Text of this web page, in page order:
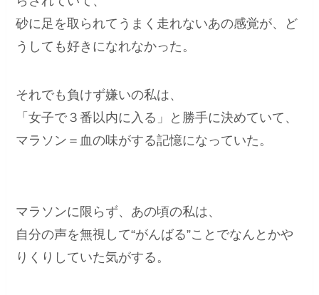
砂に足を取られてうまく走れないあの感覚が、ど
うしても好きになれなかった。
それでも負けず嫌いの私は、
「女子で３番以内に入る」と勝手に決めていて、
マラソン＝血の味がする記憶になっていた。
マラソンに限らず、あの頃の私は、
自分の声を無視して“がんばる”ことでなんとかや
りくりしていた気がする。